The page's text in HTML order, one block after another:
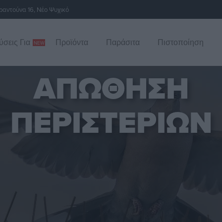
16, Νέο Ψυχικό
Για Προϊόντα Παράσιτα Πιστοποίηση
ΑΠΩΘΗΣΗ
ΠΕΡΙΣΤΕΡΙΩΝ